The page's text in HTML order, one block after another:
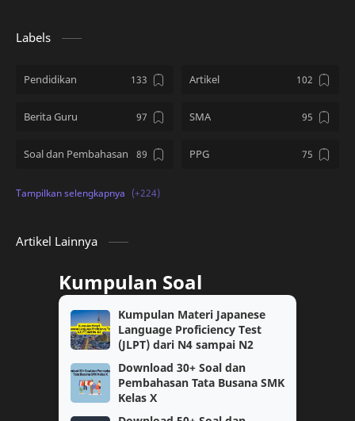
Labels
Pendidikan Artikel
Berita Guru SMA
Soal dan Pembahasan PPG
Kumpulan Soal
PPG Guru Tertentu
Topik PMM
PPPK
Ujian Sekolah
Artikel Lainnya
Kumpulan Soal
Kumpulan Materi Japanese
Language Proficiency Test
(JLPT) dari N4 sampai N2
Download 30+ Soal dan
Pembahasan Tata Busana SMK
Kelas X